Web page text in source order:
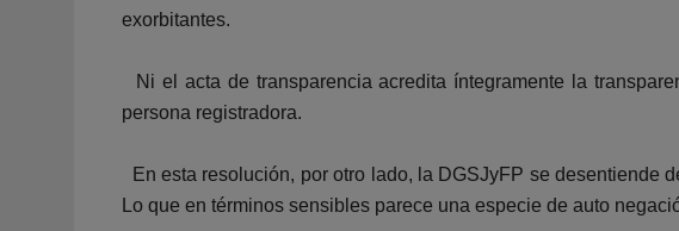
exorbitantes.
Ni el acta de transparencia acredita íntegramente la
persona registradora.
En esta resolución, por otro lado, la DGSJyFP se desentiende
Lo que en términos sensibles parece una especie de auto